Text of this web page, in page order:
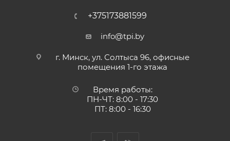
+375173881599
info@tpi.by
г. Минск, ул. Солтыса 96, офисные
помещения 1-го этажа
Время работы:
ПН-ЧТ: 8:00 - 17:30
ПТ: 8:00 - 16:30